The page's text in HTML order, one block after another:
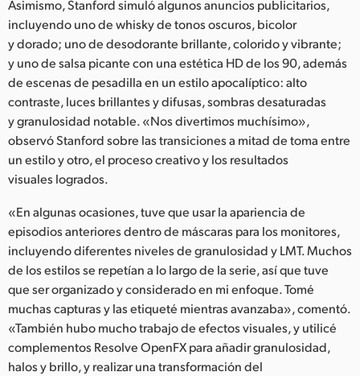
Asimismo, Stanford simuló algunos anuncios publicitarios,
incluyendo uno de whisky de tonos oscuros, bicolor
y dorado; uno de desodorante brillante, colorido y vibrante;
y uno de salsa picante con una estética HD de los 90, además
de escenas de pesadilla en un estilo apocalíptico: alto
contraste, luces brillantes y difusas, sombras desaturadas
y granulosidad notable. «Nos divertimos muchísimo»,
observó Stanford sobre las transiciones a mitad de toma entre
un estilo y otro, el proceso creativo y los resultados
visuales logrados.
«En algunas ocasiones, tuve que usar la apariencia de
episodios anteriores dentro de máscaras para los monitores,
incluyendo diferentes niveles de granulosidad y LMT. Muchos
de los estilos se repetían a lo largo de la serie, así que tuve
que ser organizado y considerado en mi enfoque. Tomé
muchas capturas y las etiqueté mientras avanzaba», comentó.
«También hubo mucho trabajo de efectos visuales, y utilicé
complementos Resolve OpenFX para añadir granulosidad,
halos y brillo, y realizar una transformación del